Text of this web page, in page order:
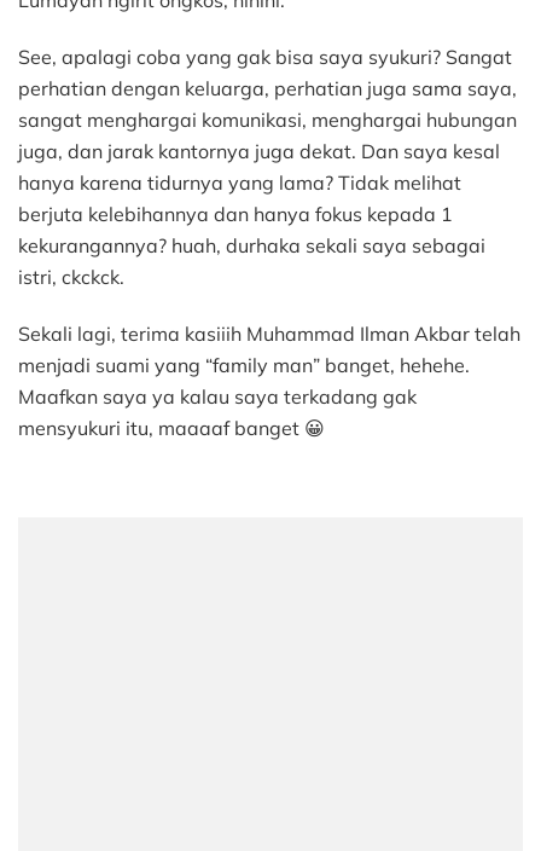
See, apalagi coba yang gak bisa saya syukuri? Sangat
perhatian dengan keluarga, perhatian juga sama saya,
sangat menghargai komunikasi, menghargai hubungan
juga, dan jarak kantornya juga dekat. Dan saya kesal
hanya karena tidurnya yang lama? Tidak melihat
berjuta kelebihannya dan hanya fokus kepada 1
kekurangannya? huah, durhaka sekali saya sebagai
istri, ckckck.
Sekali lagi, terima kasiiih Muhammad Ilman Akbar telah
menjadi suami yang “family man” banget, hehehe.
Maafkan saya ya kalau saya terkadang gak
mensyukuri itu, maaaaf banget 😀